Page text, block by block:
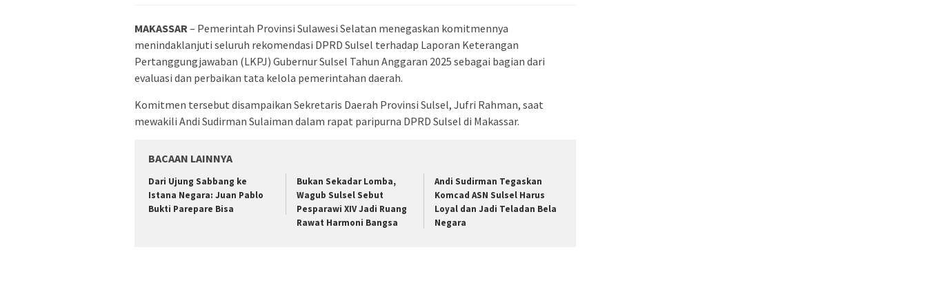
MAKASSAR– Pemerintah Provinsi Sulawesi Selatan menegaskan komitmennya
menindaklanjuti seluruh rekomendasi DPRD Sulsel terhadap Laporan Keterangan
Pertanggungjawaban (LKPJ) Gubernur Sulsel Tahun Anggaran 2025 sebagai bagian dari
evaluasi dan perbaikan tata kelola pemerintahan daerah.
Komitmen tersebut disampaikan Sekretaris Daerah Provinsi Sulsel, Jufri Rahman, saat
mewakili Andi Sudirman Sulaiman dalam rapat paripurna DPRD Sulsel di Makassar.
BACAAN LAINNYA
Dari Ujung Sabbang ke
Istana Negara: Juan Pablo
Bukti Parepare Bisa
Bukan Sekadar Lomba,
Wagub Sulsel Sebut
Pesparawi XIV Jadi Ruang
Rawat Harmoni Bangsa
Andi Sudirman Tegaskan
Komcad ASN Sulsel Harus
Loyal dan Jadi Teladan Bela
Negara